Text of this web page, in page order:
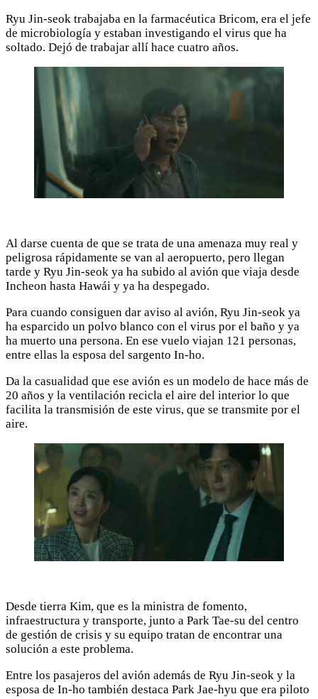
Ryu Jin-seok trabajaba en la farmacéutica Bricom, era el jefe
de microbiología y estaban investigando el virus que ha
soltado. Dejó de trabajar allí hace cuatro años.
Al darse cuenta de que se trata de una amenaza muy real y
peligrosa rápidamente se van al aeropuerto, pero llegan
tarde y Ryu Jin-seok ya ha subido al avión que viaja desde
Incheon hasta Hawái y ya ha despegado.
Para cuando consiguen dar aviso al avión, Ryu Jin-seok ya
ha esparcido un polvo blanco con el virus por el baño y ya
ha muerto una persona. En ese vuelo viajan 121 personas,
entre ellas la esposa del sargento In-ho.
Da la casualidad que ese avión es un modelo de hace más de
20 años y la ventilación recicla el aire del interior lo que
facilita la transmisión de este virus, que se transmite por el
aire.
Desde tierra Kim, que es la ministra de fomento,
infraestructura y transporte, junto a Park Tae-su del centro
de gestión de crisis y su equipo tratan de encontrar una
solución a este problema.
Entre los pasajeros del avión además de Ryu Jin-seok y la
esposa de In-ho también destaca Park Jae-hyu que era piloto